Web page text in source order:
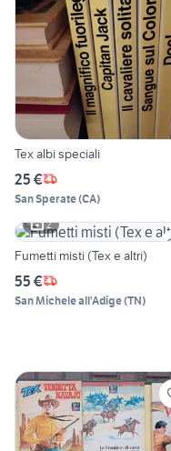
Tex albi speciali
25 €
San Sperate(CA)
2
Fumetti misti (Tex e altri)
55 €
San Michele all'Adige(TN)